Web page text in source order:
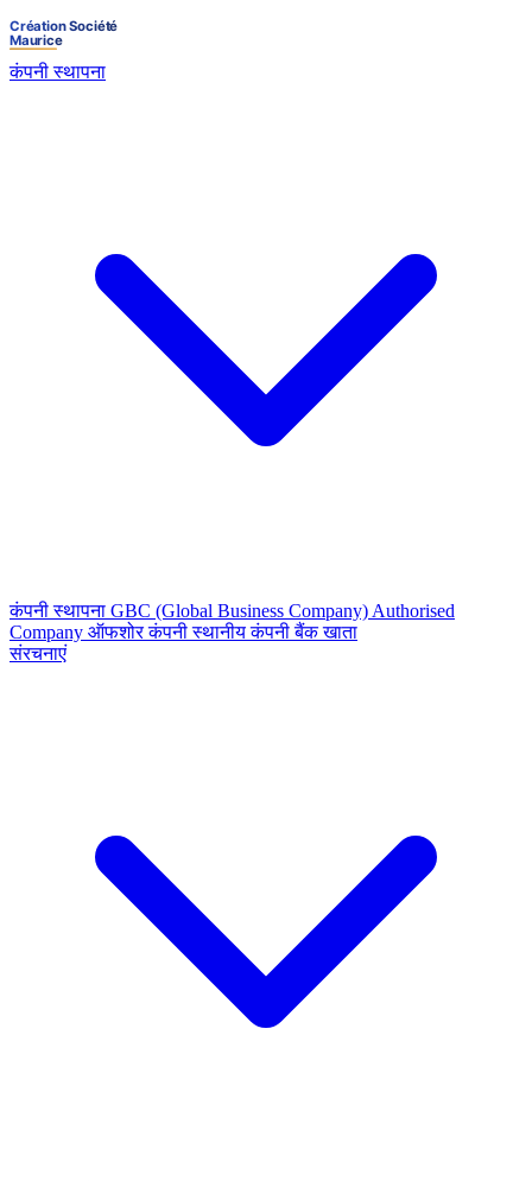
कंपनी स्थापना
कंपनी स्थापना GBC (Global Business Company) Authorised
Company ऑफशोर कंपनीस्थानीय कंपनीबैंक खाता
संरचनाएं